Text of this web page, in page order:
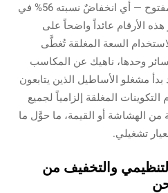
بـ4800 دولار أمريكي للنقل المفتوح — أي انخفاضٌ نسبته 56% في
الأرقام عائداً واضحاً على
لاستخدام السعة المغلقة تُغطَّى
وحدها، ناهيك عن المكاسب
مشغلو الأساطيل الذين يتابعون
المغلقة إلزامياً لجميع
من الهشاشة أو القيمة، ما حوَّل ما
تشغيلي.
التنظيمي والتخفيف من